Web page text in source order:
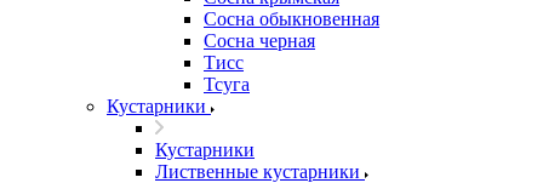
Сосна обыкновенная
Сосна черная
Тисс
Тсуга
Кустарники
Кустарники
Лиственные кустарники